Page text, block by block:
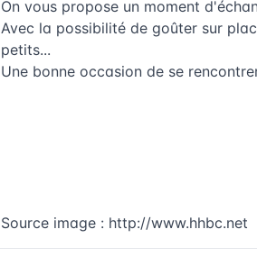
On vous propose un moment
Avec la possibilité de goûter sur
petits...
Une bonne occasion de se
Source image : http://www.hhbc.net